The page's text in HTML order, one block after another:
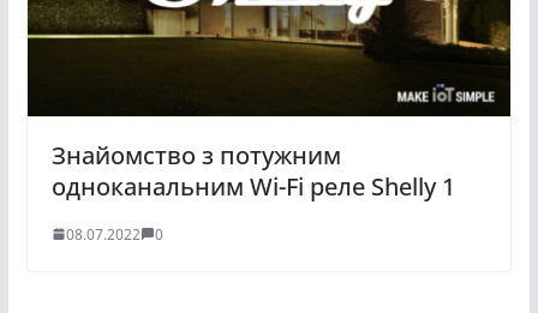
Знайомство з потужним
одноканальним Wi-Fi реле Shelly 1
08.07.2022 0